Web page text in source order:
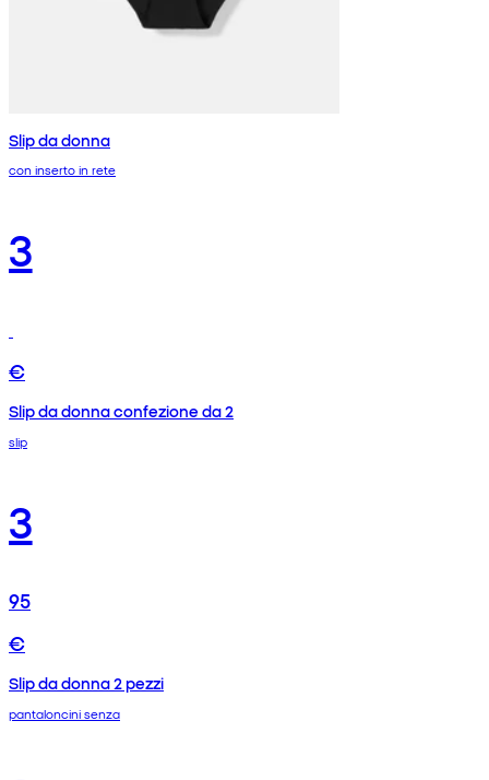
Slip da donna
con inserto in rete
3
€
Slip da donna confezione da 2
slip
3
95
€
Slip da donna 2 pezzi
pantaloncini senza